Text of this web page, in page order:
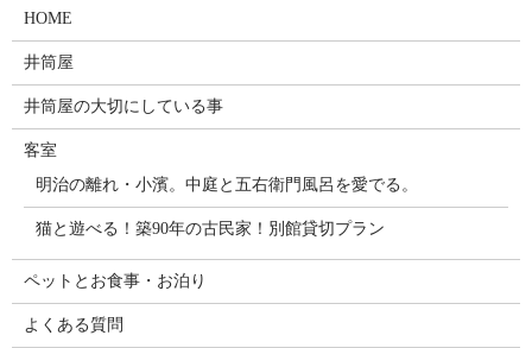
HOME
井筒屋
井筒屋の大切にしている事
客室
明治の離れ・小濱。中庭と五右衛門風呂を愛でる。
猫と遊べる！築90年の古民家！別館貸切プラン
ペットとお食事・お泊り
よくある質問